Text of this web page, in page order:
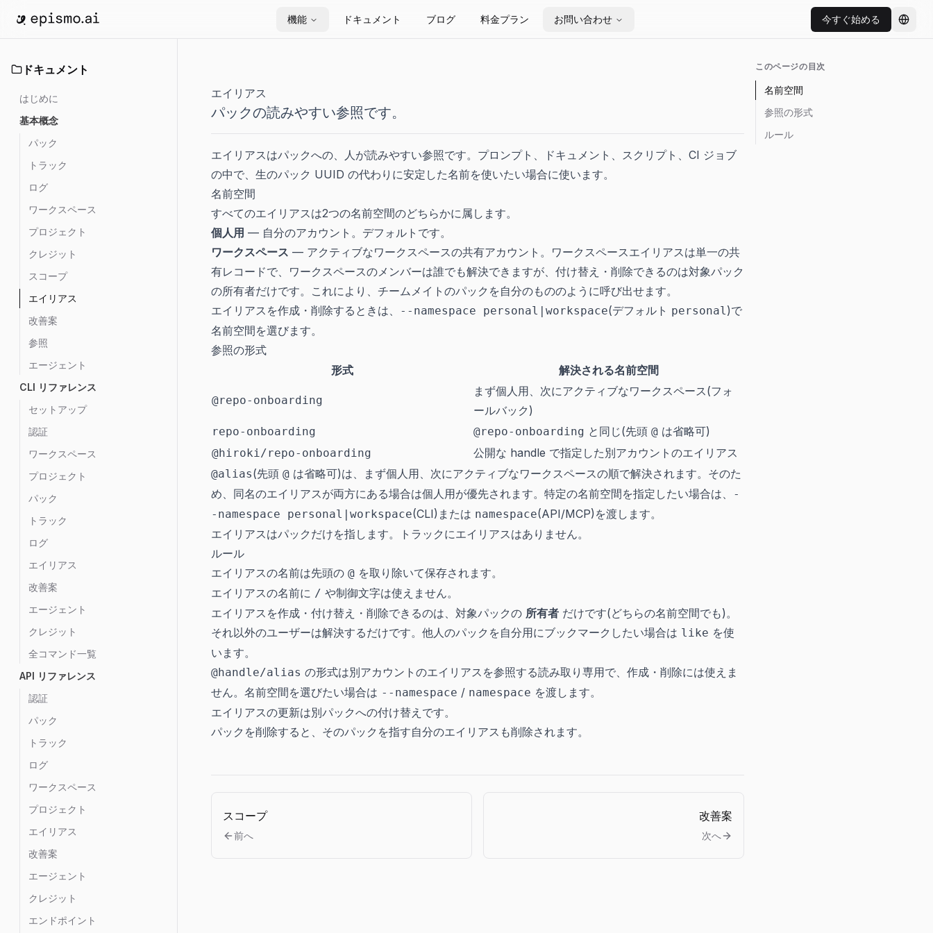
機能 ドキュメント ブログ 料金プラン お問い合わせ 今すぐ始める 言語
ドキュメント
はじめに
基本概念
パック
トラック
ログ
ワークスペース
プロジェクト
クレジット
スコープ
エイリアス
改善案
参照
エージェント
CLI リファレンス
セットアップ
認証
ワークスペース
プロジェクト
パック
トラック
ログ
エイリアス
改善案
エージェント
クレジット
全コマンド一覧
API リファレンス
認証
パック
トラック
ログ
ワークスペース
プロジェクト
エイリアス
改善案
エージェント
クレジット
エンドポイント
エイリアス
パックの読みやすい参照です。
エイリアスはパックへの、人が読みやすい参照です。プロンプト、ドキュメント、スクリプト、CI ジョブ
の中で、生のパック UUID の代わりに安定した名前を使いたい場合に使います。
名前空間
すべてのエイリアスは2つの名前空間のどちらかに属します。
個人用 — 自分のアカウント。デフォルトです。
ワークスペース — アクティブなワークスペースの共有アカウント。ワークスペースエイリアスは単一の共
有レコードで、ワークスペースのメンバーは誰でも解決できますが、付け替え・削除できるのは対象パック
の所有者だけです。これにより、チームメイトのパックを自分のもののように呼び出せます。
エイリアスを作成・削除するときは、
--namespace personal|workspace(デフォルト personal)で
名前空間を選びます。
参照の形式
形式
解決される名前空間
@repo-onboarding
まず個人用、次にアクティブなワークスペース(フォ
ールバック)
repo-onboarding @repo-onboarding と同じ(先頭 @ は省略可)
@hiroki/repo-onboarding 公開な handle で指定した別アカウントのエイリアス
@alias(先頭 @ は省略可)は、まず個人用、次にアクティブなワークスペースの順で解決されます。そのた
め、同名のエイリアスが両方にある場合は個人用が優先されます。特定の名前空間を指定したい場合は、
-
-namespace personal|workspace(CLI)または namespace(API/MCP)を渡します。
エイリアスはパックだけを指します。トラックにエイリアスはありません。
ルール
エイリアスの名前は先頭の @ を取り除いて保存されます。
エイリアスの名前に / や制御文字は使えません。
エイリアスを作成・付け替え・削除できるのは、対象パックの 所有者 だけです(どちらの名前空間でも)。
それ以外のユーザーは解決するだけです。他人のパックを自分用にブックマークしたい場合は like を使
います。
@handle/alias の形式は別アカウントのエイリアスを参照する読み取り専用で、作成・削除には使えま
せん。名前空間を選びたい場合は --namespace / namespace を渡します。
エイリアスの更新は別パックへの付け替えです。
パックを削除すると、そのパックを指す自分のエイリアスも削除されます。
スコープ
前へ
改善案
次へ
このページの目次
名前空間
参照の形式
ルール